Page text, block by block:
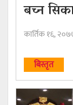
बच्न
कार्तिक १६,
बिस्तृत